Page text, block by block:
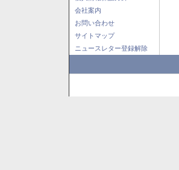
会社案内
お問い合わせ
サイトマップ
ニュースレター登録解除